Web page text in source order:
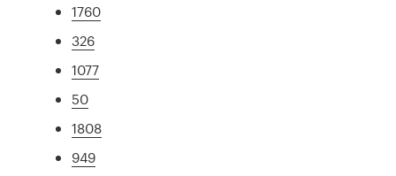
1760
326
1077
50
1808
949